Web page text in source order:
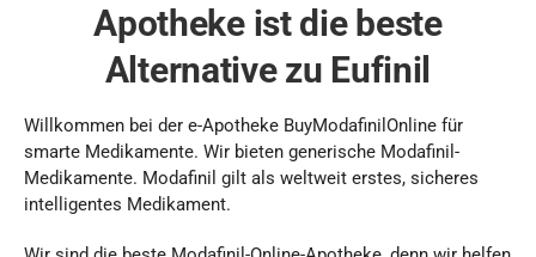
Apotheke ist die beste
Alternative zu Eufinil
Willkommen bei der e-Apotheke BuyModafinilOnline für
smarte Medikamente. Wir bieten generische Modafinil-
Medikamente. Modafinil gilt als weltweit erstes, sicheres
intelligentes Medikament.